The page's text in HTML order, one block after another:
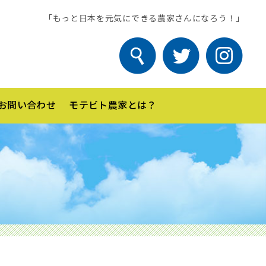
「もっと日本を元気にできる農家さんになろう！」
問い合わせ モテビト農家とは？